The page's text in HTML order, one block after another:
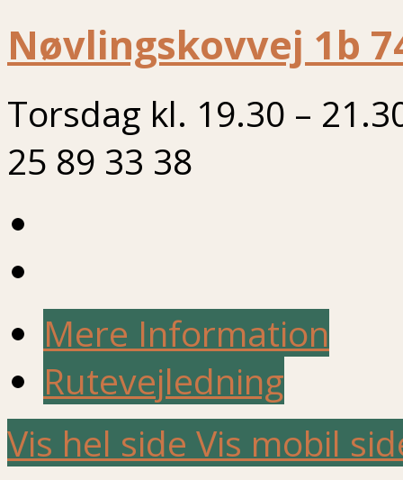
Nøvlingskovvej 1b
Torsdag kl. 19.30 –
25 89 33 38
Mere Information
Rutevejledning
Vis hel side Vis mobil